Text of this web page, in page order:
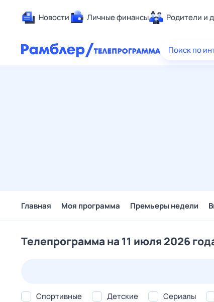
Новости Личные финансы Родители и
Поиск по
Главная Моя программа Премьеры недели
Телепрограмма на 11 июля 2026
Спортивные Детские Сериалы